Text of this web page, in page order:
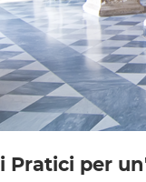
Pratici per